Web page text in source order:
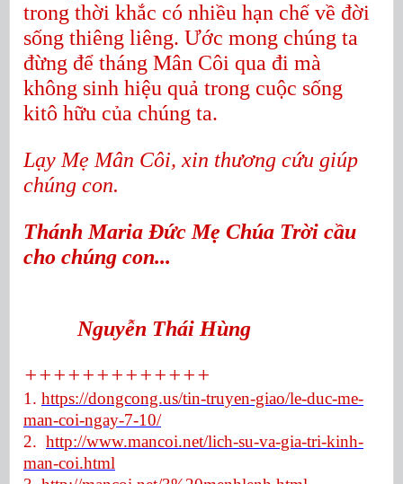
trong thời khắc có nhiều hạn chế về đời
sống thiêng liêng. Ước mong chúng ta
đừng để tháng Mân Côi qua đi mà
không sinh hiệu quả trong cuộc sống
kitô hữu của chúng ta.
Lạy Mẹ Mân Côi, xin thương cứu giúp
chúng con.
Thánh Maria Đức Mẹ Chúa Trời cầu
cho chúng con...
Nguyễn Thái Hùng
+++++++++++++
1. https://dongcong.us/tin-truyen-giao/le-duc-me-
man-coi-ngay-7-10/
2. http://www.mancoi.net/lich-su-va-gia-tri-kinh-
man-coi.html